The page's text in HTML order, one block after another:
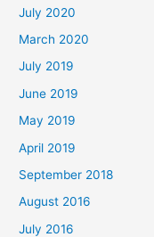
July 2020
March 2020
July 2019
June 2019
May 2019
April 2019
September 2018
August 2016
July 2016